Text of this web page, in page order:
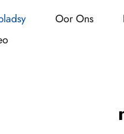
Oor Ons